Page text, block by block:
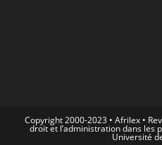
Copyright 2000-2023 • Afrilex •
droit et l’administration dans les
Université